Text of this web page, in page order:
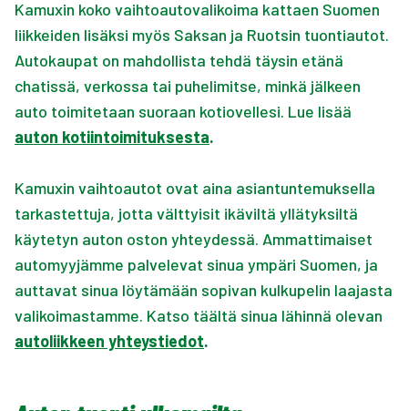
Kamuxin koko vaihtoautovalikoima kattaen Suomen
liikkeiden lisäksi myös Saksan ja Ruotsin tuontiautot.
Autokaupat on mahdollista tehdä täysin etänä
chatissä, verkossa tai puhelimitse, minkä jälkeen
auto toimitetaan suoraan kotiovellesi. Lue lisää
auton kotiintoimituksesta.
Kamuxin vaihtoautot ovat aina asiantuntemuksella
tarkastettuja, jotta välttyisit ikäviltä yllätyksiltä
käytetyn auton oston yhteydessä. Ammattimaiset
automyyjämme palvelevat sinua ympäri Suomen, ja
auttavat sinua löytämään sopivan kulkupelin laajasta
valikoimastamme. Katso täältä sinua lähinnä olevan
autoliikkeen yhteystiedot.